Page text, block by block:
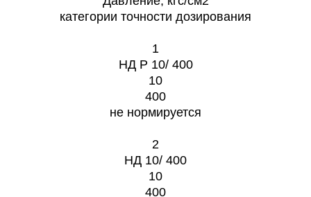
категории точности дозирования
1
НД Р 10/ 400
10
400
не нормируется
2
НД 10/ 400
10
400